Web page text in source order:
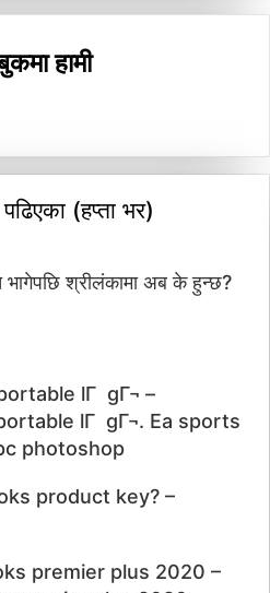
हामी
(हप्ता भर)
भागेपछि श्रीलंकामा अब के हुन्छ?
lГ gГ¬ –
lГ gГ¬. Ea sports
photoshop
product key? –
premier plus 2020 –